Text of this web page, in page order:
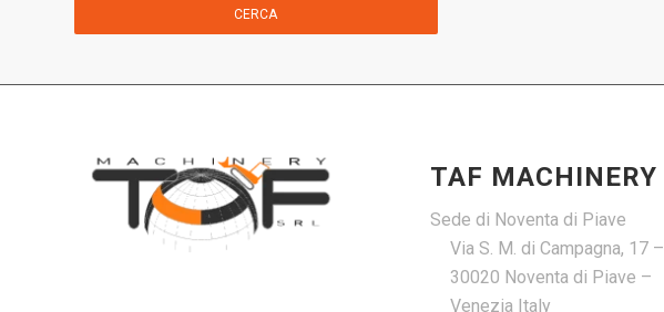
CERCA
TAF MACHINERY
Sede di Noventa di Piave
Via S. M. di Campagna, 17 –
30020 Noventa di Piave –
Venezia Italy